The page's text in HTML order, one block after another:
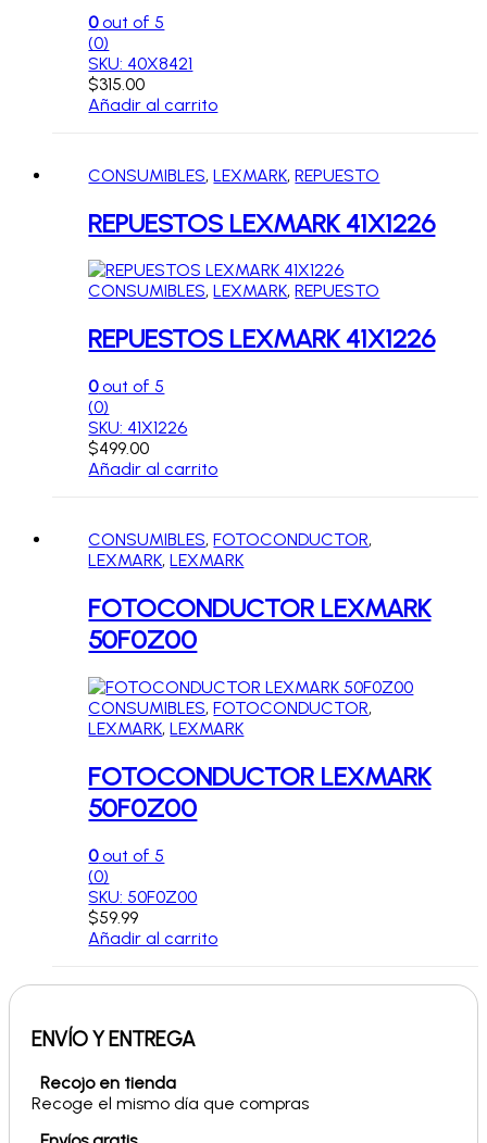
0out of 5
(0)
SKU: 40X8421
$315.00
Añadir al carrito
CONSUMIBLES,LEXMARK,REPUESTO
REPUESTOS LEXMARK 41X1226
CONSUMIBLES,LEXMARK,REPUESTO
REPUESTOS LEXMARK 41X1226
0out of 5
(0)
SKU: 41X1226
$499.00
Añadir al carrito
CONSUMIBLES,FOTOCONDUCTOR,
LEXMARK,LEXMARK
FOTOCONDUCTOR LEXMARK
50F0Z00
CONSUMIBLES,FOTOCONDUCTOR,
LEXMARK,LEXMARK
FOTOCONDUCTOR LEXMARK
50F0Z00
0out of 5
(0)
SKU: 50F0Z00
$59.99
Añadir al carrito
ENVÍO Y ENTREGA
Recojo en tienda
Recoge el mismo día que compras